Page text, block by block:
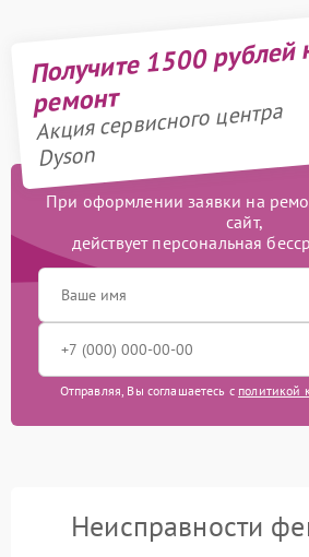
Получите 1500 рублей
ремонт
Акция сервисного центра
Dyson
При оформлении заявки на
сайт,
действует персональная
Отправляя, Вы соглашаетесь с политикой
Неисправности